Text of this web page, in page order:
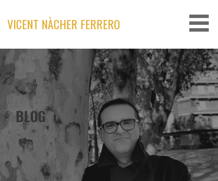
content
VICENT NÀCHER FERRERO
BLOG